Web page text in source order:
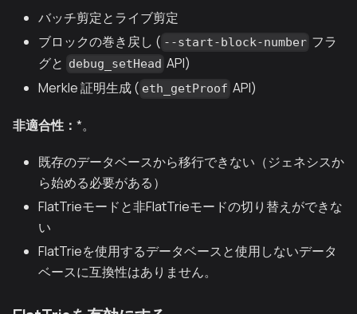
バッチ剪定とライブ剪定
ブロックの巻き戻し ( --start-block-number フラ
グと debug_setHead API)
Merkle 証明生成 ( eth_getProof API)
非適合性： *。
既存のデータベースから移行できない（ジェネシスか
ら始める必要がある）
FlatTrieモードと非FlatTrieモードの切り替えができな
い
FlatTrieを使用するデータベースと使用しないデータ
ベースに互換性はありません。